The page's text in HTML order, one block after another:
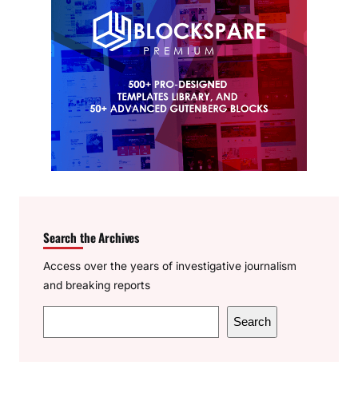
Search the Archives
Access over the years of investigative journalism
and breaking reports
e
Search